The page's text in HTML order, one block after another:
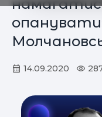
14.09.2020